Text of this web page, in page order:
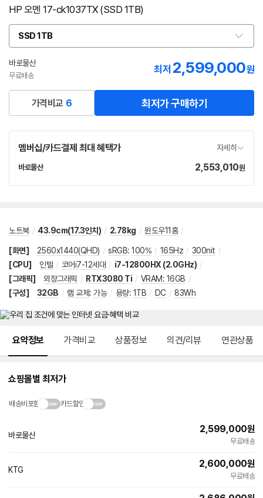
HP 오멘 17-ck1037TX (SSD 1TB)
SSD 1TB
옵
션
선
택
바로물산네
페
이
무료배송
최저 2,599,000원
가격비교 6 최저가 구매하기
멤버십/카드결제 최대 혜택가 자세히
바로물산네
가
2,553,010원
노트북 / 43.9cm(17.3인치) / 2.78kg / 윈도우11홈 /
[화면] 2560x1440(QHD) / sRGB: 100% / 165Hz / 300nit /
[CPU]
인텔 / 코어i7-12세대 / i7-12800HX (2.0GHz) /
[그래픽]
외장그래픽 / RTX3080 Ti / VRAM: 16GB /
[구성]
32GB / 램 교체: 가능 / 용량: 1TB / DC / 83Wh
요약정보 가격비교 상품정보 의견/리뷰 연관상품
쇼핑몰별 최저가
배송비포함 카드할인
바로물산
2,599,000원
무료배송
KTG
2,600,000원
무료배송